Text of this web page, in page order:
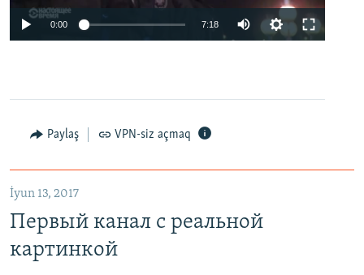
0:00 7:18
Paylaş VPN-siz açmaq
İyun 13, 2017
Первый канал с реальной
картинкой